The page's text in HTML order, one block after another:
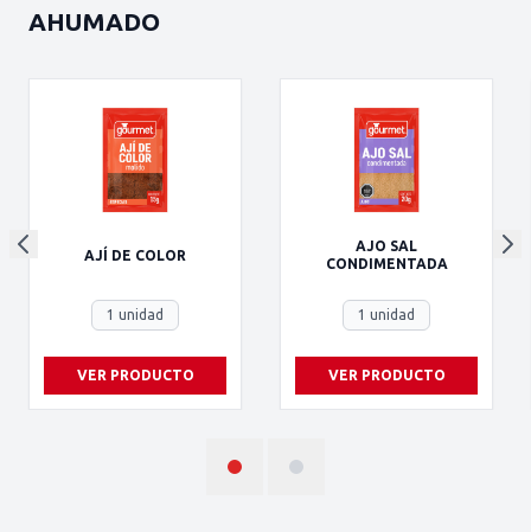
AHUMADO
AJÍ DE COLOR
1 unidad
VER PRODUCTO
AJO SAL
CONDIMENTADA
1 unidad
VER PRODUCTO